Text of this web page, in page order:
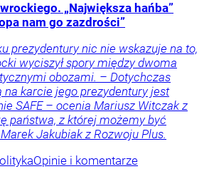
„Największa hańba”
nam go zazdrości”
prezydentury nic nie wskazuje na to,
wyciszył spory między dwoma
obozami. – Dotychczas
na karcie jego prezydentury jest
SAFE – ocenia Mariusz Witczak z
państwa, z której możemy być
Jakubiak z Rozwoju Plus.
Opinie i komentarze